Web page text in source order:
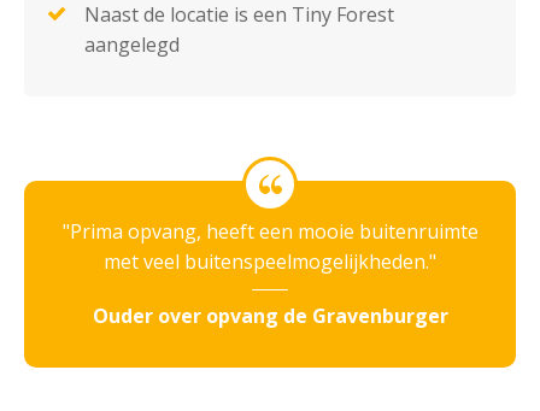
Naast de locatie is een Tiny Forest
aangelegd
Prima opvang, heeft een mooie buitenruimte
met veel buitenspeelmogelijkheden.
Ouder over opvang de Gravenburger